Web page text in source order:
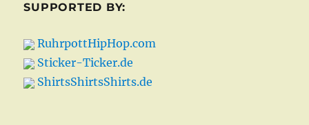
SUPPORTED BY:
RuhrpottHipHop.com
Sticker-Ticker.de
ShirtsShirtsShirts.de